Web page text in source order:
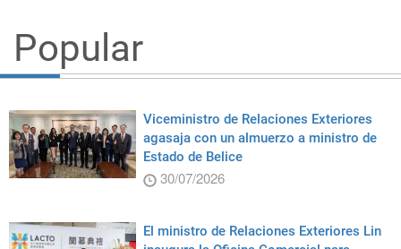
Popular
Viceministro de Relaciones Exteriores
agasaja con un almuerzo a ministro de
Estado de Belice
30/07/2026
El ministro de Relaciones Exteriores Lin